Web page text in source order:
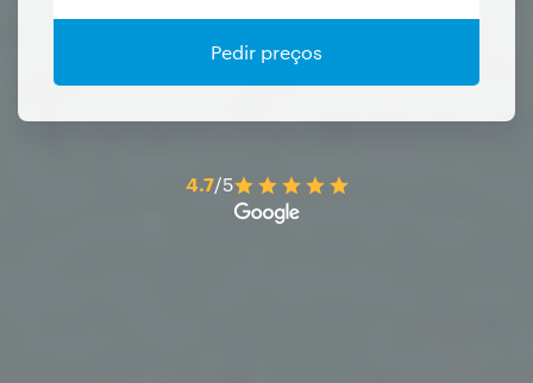
Pedir preços
4.7/5